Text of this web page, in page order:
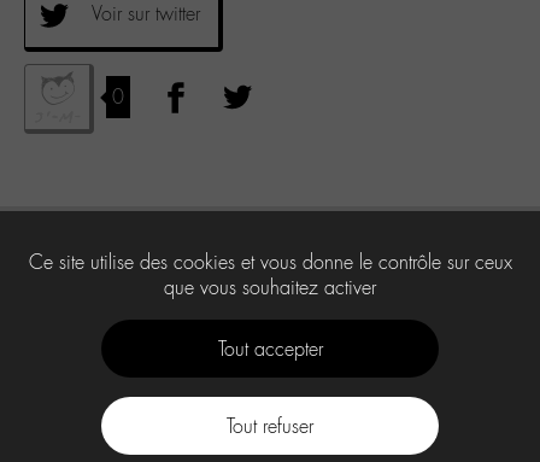
Voir sur twitter
0
Ce site utilise des cookies et vous donne le contrôle sur ceux
que vous souhaitez activer
Tout accepter
Tout refuser